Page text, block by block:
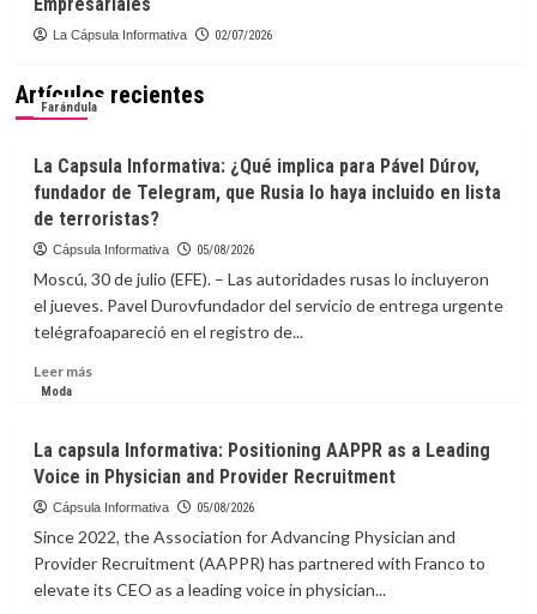
La Cápsula Informativa 02/07/2026
Artículos recientes
Farándula
La Capsula Informativa: ¿Qué implica para Pável Dúrov,
fundador de Telegram, que Rusia lo haya incluido en lista
de terroristas?
Cápsula Informativa 05/08/2026
Moscú, 30 de julio (EFE). – Las autoridades rusas lo incluyeron
el jueves. Pavel Durovfundador del servicio de entrega urgente
telégrafoapareció en el registro de...
Leer másLeer
Capsula
Informativa:
¿Qué
para
Pável
Dúrov,
Moda
La capsula Informativa: Positioning AAPPR as a Leading
Voice in Physician and Provider Recruitment
Cápsula Informativa 05/08/2026
Since 2022, the Association for Advancing Physician and
Provider Recruitment (AAPPR) has partnered with Franco to
elevate its CEO as a leading voice in physician...